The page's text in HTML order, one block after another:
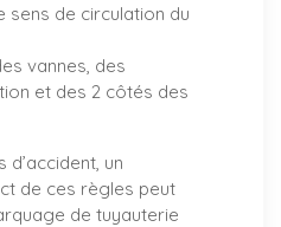
sens de circulation du
vannes, des
et des 2 côtés des
d’accident, un
de ces règles peut
de tuyauterie